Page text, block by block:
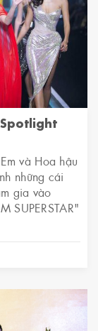
Spotlight
và Hoa hậu
những cái
gia vào
SUPERSTAR"